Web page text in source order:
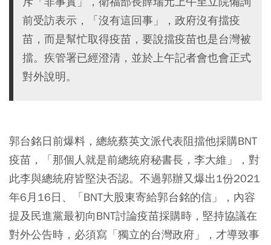
前受訪表示，「沒有這回事」，政府沒有擋疫
苗，而是幫忙取得疫苗，要說擋疫苗也是台灣被
擋。疾管署已經澄清，並於上午記者會也會正式
對外說明。
郭台銘日前爆料，總統蔡英文派代表阻擋他採購BNT
疫苗，「那個人就是前總統府秘書長，李大維」，對
此李與總統府皆堅決否認。不過郭辦又爆出1份2021
年6月16日、「BNT大股東寄給郭台銘的信」，內容
提及民進黨最初向BNT討論疫苗採購時，堅持協議在
對外公告時，必須寫「獨立的台灣政府」，才導致事